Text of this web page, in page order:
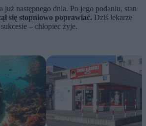
już następnego dnia. Po jego podaniu, stan
się stopniowo poprawiać. Dziś lekarze
– chłopiec żyje.